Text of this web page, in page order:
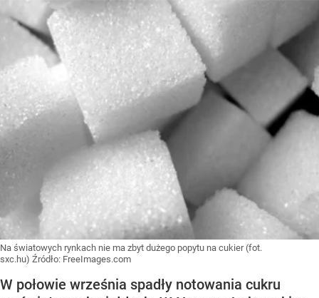
Na światowych rynkach nie ma zbyt dużego popytu na cukier (fot.
sxc.hu) Źródło: FreeImages.com
W połowie września spadły notowania cukru